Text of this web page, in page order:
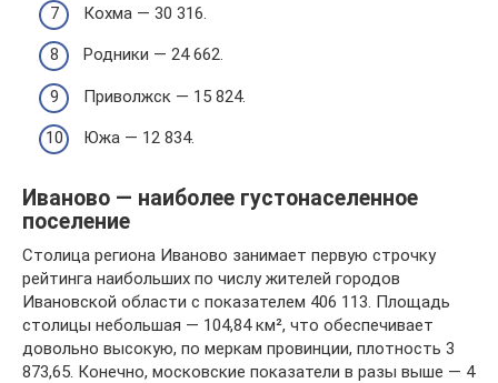
Кохма — 30 316.
Родники — 24 662.
Приволжск — 15 824.
Южа — 12 834.
Иваново — наиболее густонаселенное
поселение
Столица региона Иваново занимает первую строчку
рейтинга наибольших по числу жителей городов
Ивановской области с показателем 406 113. Площадь
столицы небольшая — 104,84 км², что обеспечивает
довольно высокую, по меркам провинции, плотность 3
873,65. Конечно, московские показатели в разы выше — 4